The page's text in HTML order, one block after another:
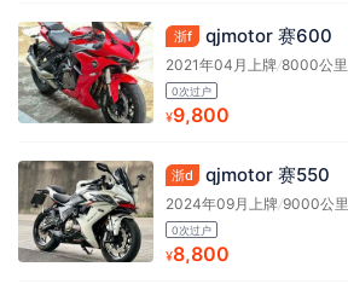
浙f qjmotor 赛600
2021年04月上牌/8000公里
0次过户
¥9,800
浙d qjmotor 赛550
2024年09月上牌/9000公里
0次过户
¥8,800